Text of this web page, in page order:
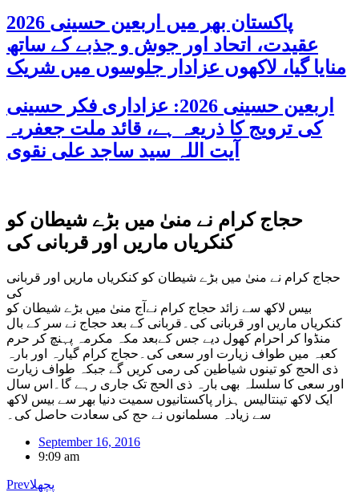
پاکستان بھر میں اربعین حسینی 2026
عقیدت، اتحاد اور جوش و جذبے کے ساتھ
منایا گیا، لاکھوں عزادار جلوسوں میں شریک
اربعین حسینی 2026: عزاداری فکر حسینی
کی ترویج کا ذریعہ ہے، قائد ملت جعفریہ
آیت اللہ سید ساجد علی نقوی
حجاج کرام نے منیٰ میں بڑے شیطان کو
کنکریاں ماریں اور قربانی کی
حجاج کرام نے منیٰ میں بڑے شیطان کو کنکریاں ماریں اور قربانی
کی
بیس لاکھ سے زائد حجاج کرام نےآج منیٰ میں بڑے شیطان کو
کنکریاں ماریں اور قربانی کی۔قربانی کے بعد حجاج نے سر کے بال
منڈوا کر احرام کھول دیے جس کےبعد مکہ مکرمہ پہنچ کر حرم
کعبہ میں طواف زیارت اور سعی کی۔حجاج کرام گیارہ اور بارہ
ذی الحج کو تینوں شیاطین کی رمی کریں گے جبکہ طواف زیارت
اور سعی کا سلسلہ بھی بارہ ذی الحج تک جاری رہے گا۔اس سال
ایک لاکھ تینتالیس ہزار پاکستانیوں سمیت دنیا بھر سے بیس لاکھ
سے زیادہ مسلمانوں نے حج کی سعادت حاصل کی۔
September 16, 2016
9:09 am
Prevپچھلا